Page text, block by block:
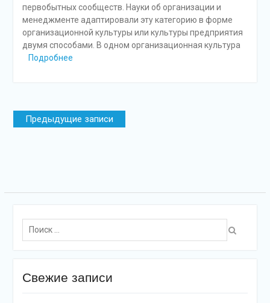
первобытных сообществ. Науки об организации и
менеджменте адаптировали эту категорию в форме
организационной культуры или культуры предприятия
двумя способами. В одном организационная культура
Подробнее
Навигация
по
Предыдущие записи
Поиск:
Свежие записи